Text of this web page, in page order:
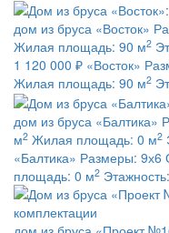
дом из бруса «Восток»
Жилая площадь: 90 м2
1 120 000 ₽ «Восток»
Жилая площадь: 90 м2
дом из бруса «Балтика»
м2 Жилая площадь: 0 м2
«Балтика» Размеры: 9х6
площадь: 0 м2 Этажность: